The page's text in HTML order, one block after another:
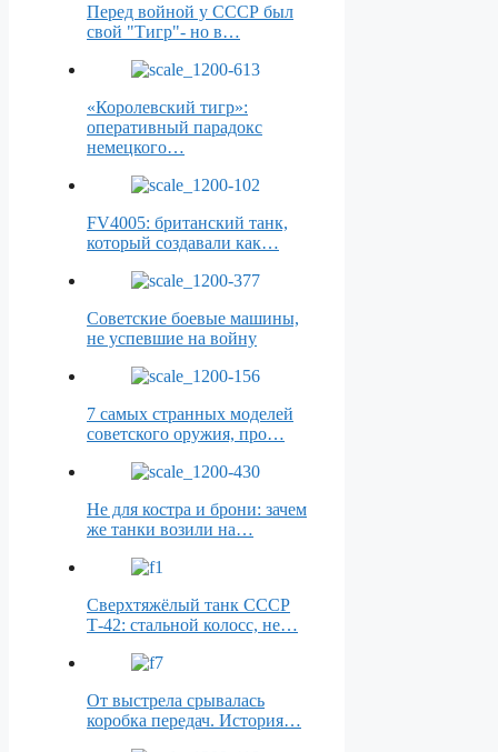
Перед войной у СССР был
свой "Тигр"- но в…
«Королевский тигр»:
оперативный парадокс
немецкого…
FV4005: британский танк,
который создавали как…
Советские боевые машины,
не успевшие на войну
7 самых странных моделей
советского оружия, про…
Не для костра и брони: зачем
же танки возили на…
Сверхтяжёлый танк СССР
Т-42: стальной колосс, не…
От выстрела срывалась
коробка передач. История…